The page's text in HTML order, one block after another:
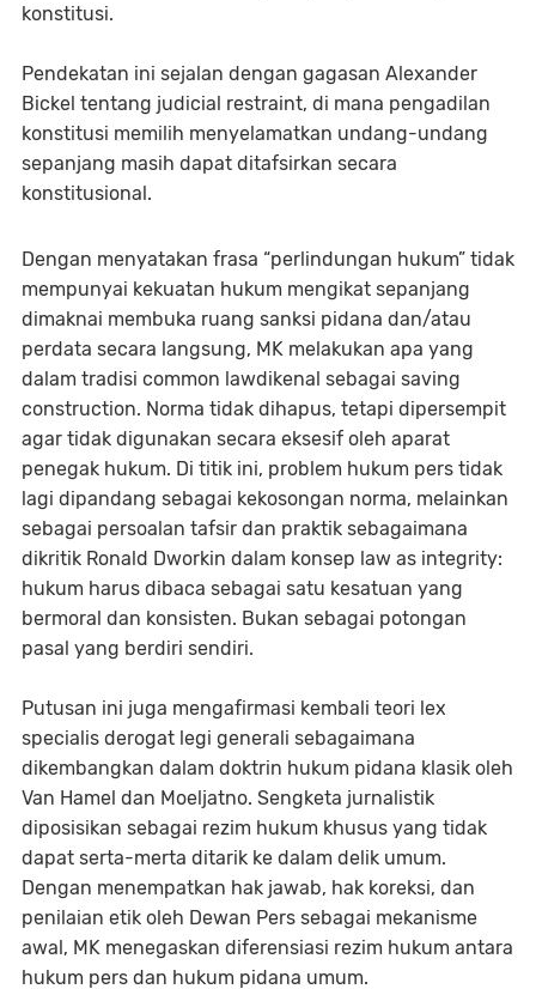
konstitusi.
Pendekatan ini sejalan dengan gagasan Alexander
Bickel tentang judicial restraint, di mana pengadilan
konstitusi memilih menyelamatkan undang-undang
sepanjang masih dapat ditafsirkan secara
konstitusional.
Dengan menyatakan frasa “perlindungan hukum” tidak
mempunyai kekuatan hukum mengikat sepanjang
dimaknai membuka ruang sanksi pidana dan/atau
perdata secara langsung, MK melakukan apa yang
dalam tradisi common lawdikenal sebagai saving
construction. Norma tidak dihapus, tetapi dipersempit
agar tidak digunakan secara eksesif oleh aparat
penegak hukum. Di titik ini, problem hukum pers tidak
lagi dipandang sebagai kekosongan norma, melainkan
sebagai persoalan tafsir dan praktik sebagaimana
dikritik Ronald Dworkin dalam konsep law as integrity:
hukum harus dibaca sebagai satu kesatuan yang
bermoral dan konsisten. Bukan sebagai potongan
pasal yang berdiri sendiri.
Putusan ini juga mengafirmasi kembali teori lex
specialis derogat legi generali sebagaimana
dikembangkan dalam doktrin hukum pidana klasik oleh
Van Hamel dan Moeljatno. Sengketa jurnalistik
diposisikan sebagai rezim hukum khusus yang tidak
dapat serta-merta ditarik ke dalam delik umum.
Dengan menempatkan hak jawab, hak koreksi, dan
penilaian etik oleh Dewan Pers sebagai mekanisme
awal, MK menegaskan diferensiasi rezim hukum antara
hukum pers dan hukum pidana umum.